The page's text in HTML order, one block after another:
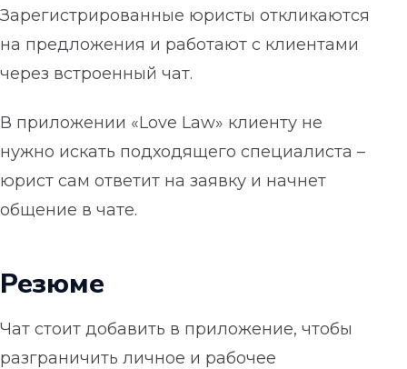
Зарегистрированные юристы откликаются
на предложения и работают с клиентами
через встроенный чат.
В приложении «Love Law» клиенту не
нужно искать подходящего специалиста –
юрист сам ответит на заявку и начнет
общение в чате.
Резюме
Чат стоит добавить в приложение, чтобы
разграничить личное и рабочее